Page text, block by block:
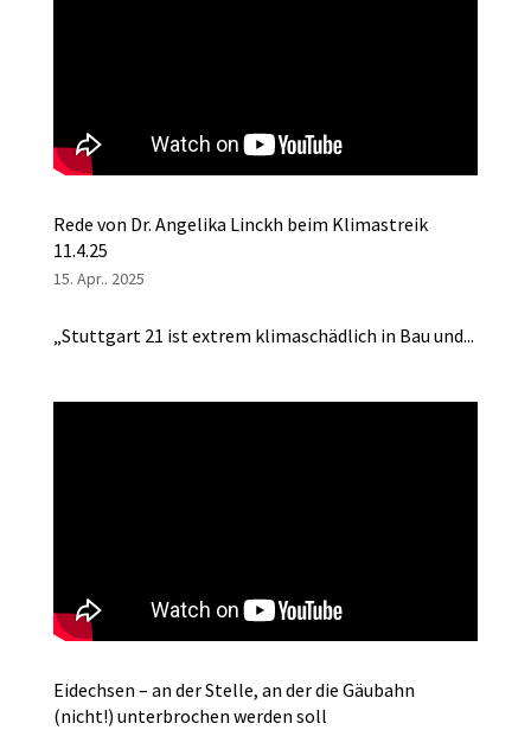
Rede von Dr. Angelika Linckh beim Klimastreik
11.4.25
15. Apr.. 2025
„Stuttgart 21 ist extrem klimaschädlich in Bau und...
Eidechsen – an der Stelle, an der die Gäubahn
(nicht!) unterbrochen werden soll